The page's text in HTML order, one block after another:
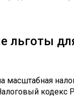
льготы
масштабная
кодекс